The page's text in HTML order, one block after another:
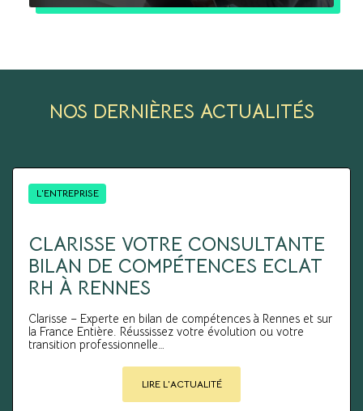
NOS DERNIÈRES ACTUALITÉS
L'ENTREPRISE
CLARISSE VOTRE CONSULTANTE
BILAN DE COMPÉTENCES ECLAT
RH À RENNES
Clarisse – Experte en bilan de compétences à Rennes et sur
la France Entière. Réussissez votre évolution ou votre
transition professionnelle…
LIRE L'ACTUALITÉ